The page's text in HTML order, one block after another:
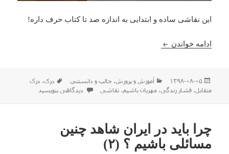
این نقاشی ساده و ابتدایی به اندازه صد تا کتاب حرف داره!
ادامه خواندن درک متقابل یکدیگر
ارسال
شده
۱۳۹۸-۰۸-۰۵ دسته‌ها
آموزش و پرورش،جالب و دانستني برچسب‌ها
درک، درک
متقابل،فشار زندگی،مهربان باشیم،نقاشی برای درک متقابل یکدیگر
دیدگاهی بنویسید
چرا باید در ایران شاهد چنین
مسائلی باشیم ؟‌ (۲)